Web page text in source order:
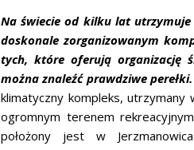
Na świecie od kilku lat utrzymuje
doskonale zorganizowanym
tych, które oferują organizację
można znaleźć prawdziwe perełki.
klimatyczny kompleks,
ogromnym terenem
położony jest w